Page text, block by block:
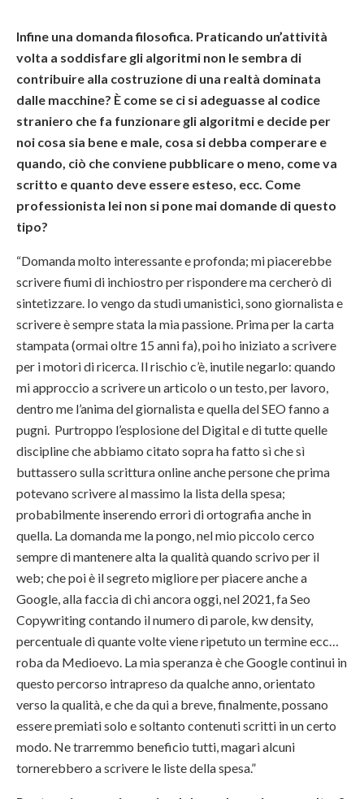
Infine una domanda filosofica. Praticando un’attività
volta a soddisfare gli algoritmi non le sembra di
contribuire alla costruzione di una realtà dominata
dalle macchine? È come se ci si adeguasse al codice
straniero che fa funzionare gli algoritmi e decide per
noi cosa sia bene e male, cosa si debba comperare e
quando, ciò che conviene pubblicare o meno, come va
scritto e quanto deve essere esteso, ecc. Come
professionista lei non si pone mai domande di questo
tipo?
“Domanda molto interessante e profonda; mi piacerebbe
scrivere fiumi di inchiostro per rispondere ma cercherò di
sintetizzare. Io vengo da studi umanistici, sono giornalista e
scrivere è sempre stata la mia passione. Prima per la carta
stampata (ormai oltre 15 anni fa), poi ho iniziato a scrivere
per i motori di ricerca. Il rischio c’è, inutile negarlo: quando
mi approccio a scrivere un articolo o un testo, per lavoro,
dentro me l’anima del giornalista e quella del SEO fanno a
pugni. Purtroppo l’esplosione del Digital e di tutte quelle
discipline che abbiamo citato sopra ha fatto sì che sì
buttassero sulla scrittura online anche persone che prima
potevano scrivere al massimo la lista della spesa;
probabilmente inserendo errori di ortografia anche in
quella. La domanda me la pongo, nel mio piccolo cerco
sempre di mantenere alta la qualità quando scrivo per il
web; che poi è il segreto migliore per piacere anche a
Google, alla faccia di chi ancora oggi, nel 2021, fa Seo
Copywriting contando il numero di parole, kw density,
percentuale di quante volte viene ripetuto un termine ecc…
roba da Medioevo. La mia speranza è che Google continui in
questo percorso intrapreso da qualche anno, orientato
verso la qualità, e che da qui a breve, finalmente, possano
essere premiati solo e soltanto contenuti scritti in un certo
modo. Ne trarremmo beneficio tutti, magari alcuni
tornerebbero a scrivere le liste della spesa.”